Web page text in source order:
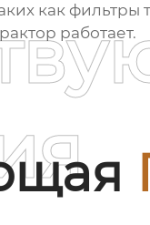
как фильтры
работает.